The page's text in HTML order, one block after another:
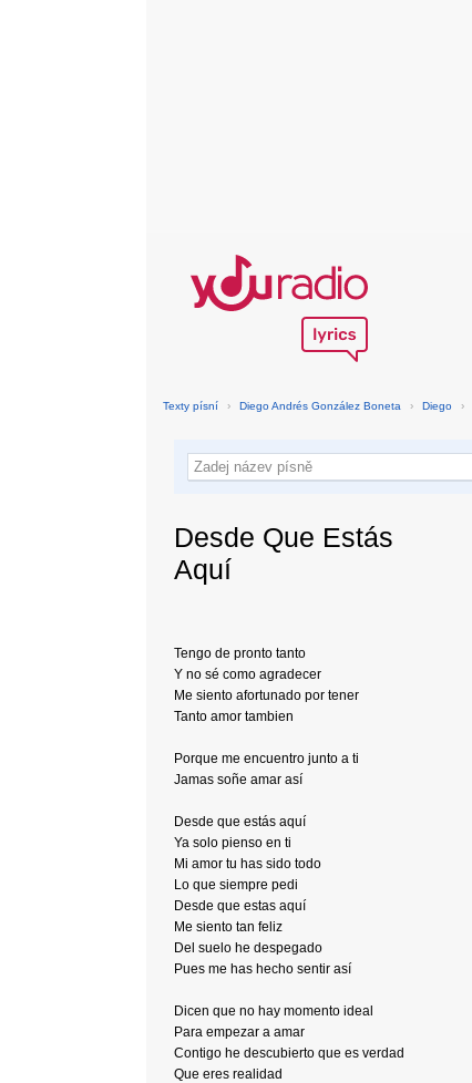
Texty písní › Diego Andrés González Boneta › Diego ›
Desde Que Estás
Aquí
Tengo de pronto tanto
Y no sé como agradecer
Me siento afortunado por tener
Tanto amor tambien
Porque me encuentro junto a ti
Jamas soñe amar así
Desde que estás aquí
Ya solo pienso en ti
Mi amor tu has sido todo
Lo que siempre pedi
Desde que estas aquí
Me siento tan feliz
Del suelo he despegado
Pues me has hecho sentir así
Dicen que no hay momento ideal
Para empezar a amar
Contigo he descubierto que es verdad
Que eres realidad